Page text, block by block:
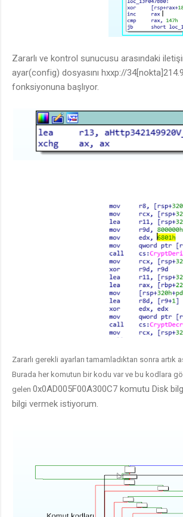
Zararlı ve kontrol sunucusu arasındaki
ayar(config) dosyasını hxxp://
fonksiyonuna başlıyor.
Zararlı gerekli ayarları tamamladıktan sonra
Burada her komutun bir kodu var ve bu kodlara
gelen 0x0AD005F00A300C7 komutu Disk
bilgi vermek istiyorum.